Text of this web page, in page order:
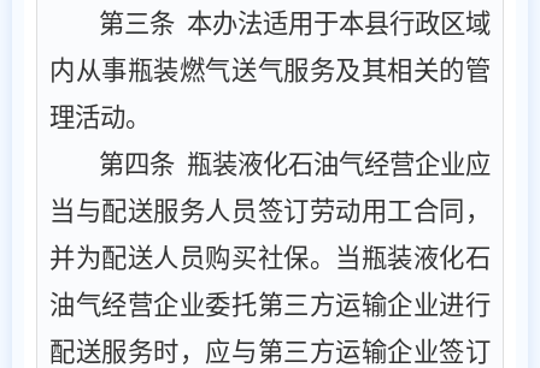
第三条 本办法适用于本县行政区域
内从事瓶装燃气送气服务及其相关的管
理活动。
第四条 瓶装液化石油气经营企业应
当与配送服务人员签订劳动用工合同，
并为配送人员购买社保。当瓶装液化石
油气经营企业委托第三方运输企业进行
配送服务时， 应与第三方运输企业签订